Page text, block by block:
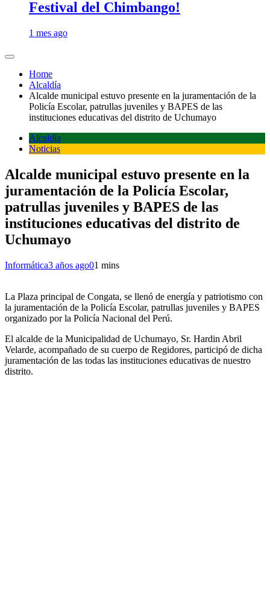
Festival del Chimbango!
1 mes ago
Home
Alcaldía
Alcalde municipal estuvo presente en la juramentación de la
Policía Escolar, patrullas juveniles y BAPES de las
instituciones educativas del distrito de Uchumayo
Alcaldía
Noticias
Alcalde municipal estuvo presente en la
juramentación de la Policía Escolar,
patrullas juveniles y BAPES de las
instituciones educativas del distrito de
Uchumayo
Informática3 años ago01 mins
La Plaza principal de Congata, se llenó de energía y patriotismo con
la juramentación de la Policía Escolar, patrullas juveniles y BAPES
organizado por la Policía Nacional del Perú.
El alcalde de la Municipalidad de Uchumayo, Sr. Hardin Abril
Velarde, acompañado de su cuerpo de Regidores, participó de dicha
juramentación de las todas las instituciones educativas de nuestro
distrito.